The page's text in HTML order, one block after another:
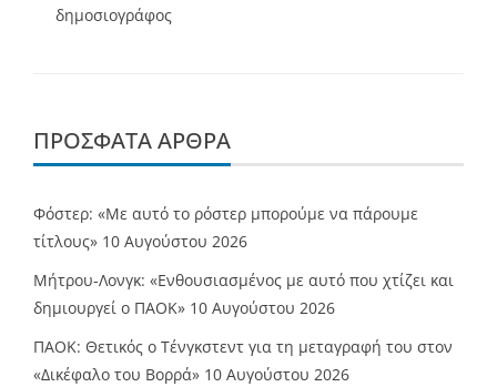
δημοσιογράφος
ΠΡΌΣΦΑΤΑ ΆΡΘΡΑ
Φόστερ: «Με αυτό το ρόστερ μπορούμε να πάρουμε
τίτλους» 10 Αυγούστου 2026
Μήτρου-Λονγκ: «Ενθουσιασμένος με αυτό που χτίζει και
δημιουργεί ο ΠΑΟΚ» 10 Αυγούστου 2026
ΠΑΟΚ: Θετικός ο Τένγκστεντ για τη μεταγραφή του στον
«Δικέφαλο του Βορρά» 10 Αυγούστου 2026